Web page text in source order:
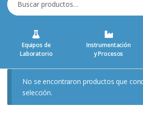
por:
Equipos de
Laboratorio
Instrumentación
y Procesos
No se encontraron productos que
selección.